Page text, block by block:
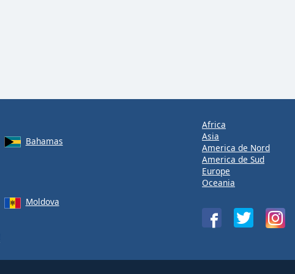
Bahamas
Moldova
Africa
Asia
America de Nord
America de Sud
Europe
Oceania